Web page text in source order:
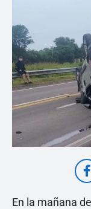
En la mañana